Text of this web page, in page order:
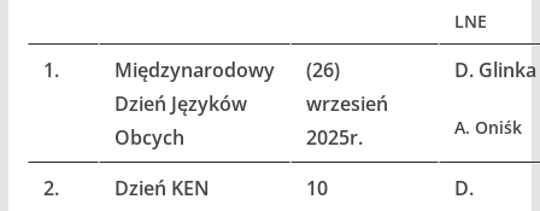
LNE
1.
Międzynarodowy
Dzień Języków
Obcych
(26)
wrzesień
2025r.
D. Glinka
A. Oniśk
2. Dzień KEN
10
D.